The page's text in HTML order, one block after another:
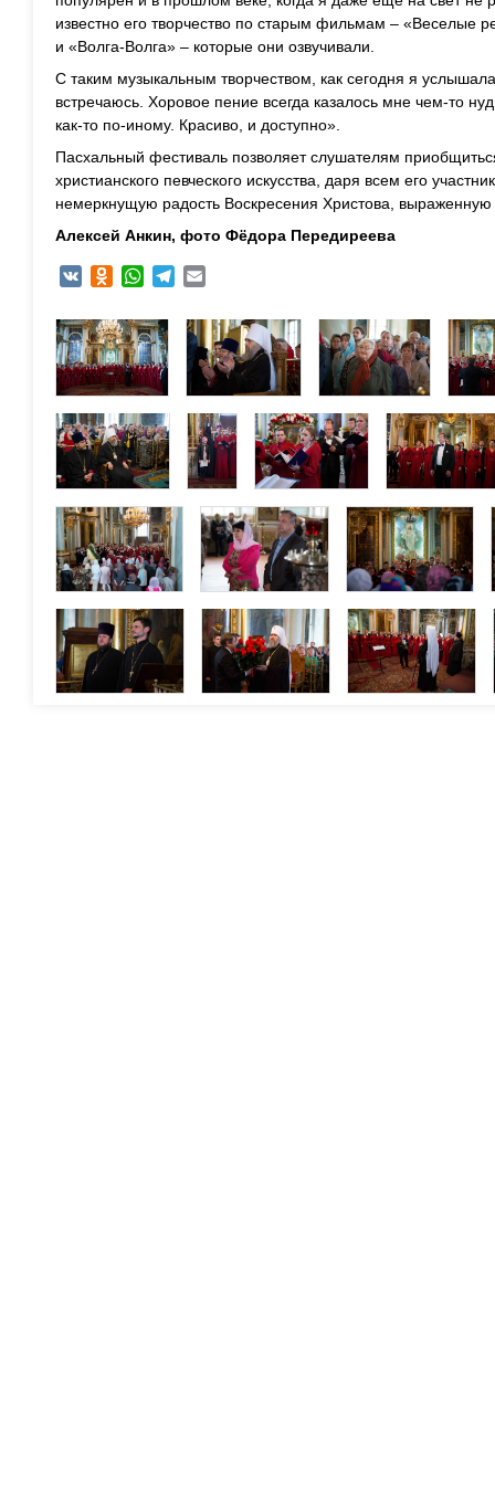
известно его творчество по старым фильмам – «Веселые
и «Волга-Волга» – которые они озвучивали.
С таким музыкальным творчеством, как сегодня я
встречаюсь. Хоровое пение всегда казалось мне чем-то
как-то по-иному. Красиво, и доступно».
Пасхальный фестиваль позволяет слушателям
христианского певческого искусства, даря всем его
немеркнущую радость Воскресения Христова,
Алексей Анкин, фото Фёдора Передиреева
VK Odnoklassniki
WhatsAppTelegram